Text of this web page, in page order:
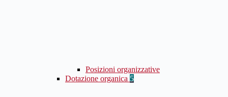
Posizioni organizzative
Dotazione organica 5